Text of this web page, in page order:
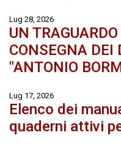
Lug 28, 2026
UN
CONSEGNA
"ANTONIO
Lug 17, 2026
Elenco dei
quaderni attivi